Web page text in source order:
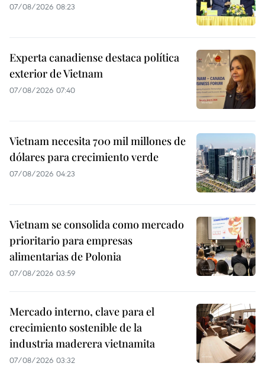
07/08/2026 08:23
Experta canadiense destaca política
exterior de Vietnam
07/08/2026 07:40
Vietnam necesita 700 mil millones de
dólares para crecimiento verde
07/08/2026 04:23
Vietnam se consolida como mercado
prioritario para empresas
alimentarias de Polonia
07/08/2026 03:59
Mercado interno, clave para el
crecimiento sostenible de la
industria maderera vietnamita
07/08/2026 03:32